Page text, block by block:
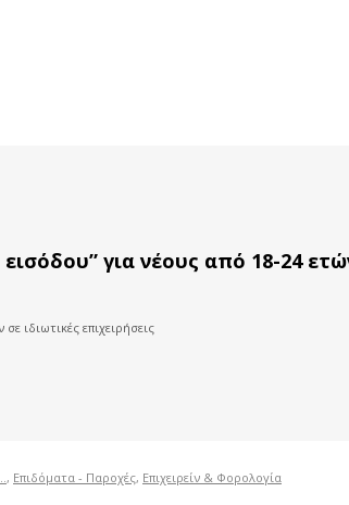
για νέους από 18-24
ιδιωτικές επιχειρήσεις
, Επιδόματα - Παροχές, Επιχειρείν & Φορολογία